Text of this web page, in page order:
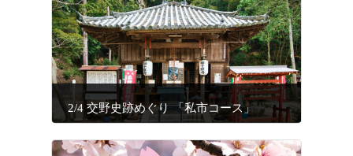
2/4 交野史跡めぐり 「私市コース」